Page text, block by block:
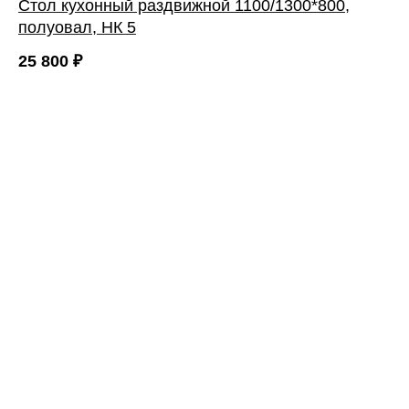
Стол кухонный раздвижной 1100/1300*800,
полуовал, НК 5
25 800 ₽